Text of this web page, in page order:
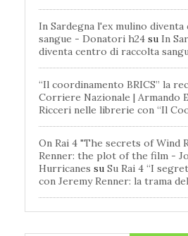
In Sardegna l'ex mulino
sangue - Donatori h24 su In
diventa centro di raccolta
“Il coordinamento BRICS” la
Corriere Nazionale | Armando
Ricceri nelle librerie con “Il
On Rai 4 "The secrets of Wind
Renner: the plot of the film -
Hurricanes su Su Rai 4 “I
con Jeremy Renner: la trama